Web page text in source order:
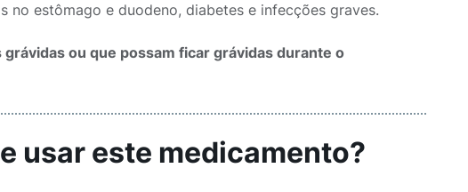
no estômago e duodeno, diabetes e infecções graves.
ou que possam ficar grávidas durante o
usar este medicamento?